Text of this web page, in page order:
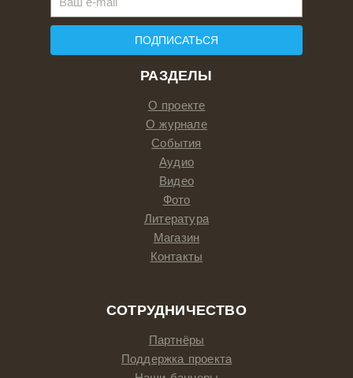
РАЗДЕЛЫ
О проекте
О журнале
События
Аудио
Видео
Фото
Литература
Магазин
Контакты
СОТРУДНИЧЕСТВО
Партнёры
Поддержка проекта
ПОДПИСАТЬСЯ